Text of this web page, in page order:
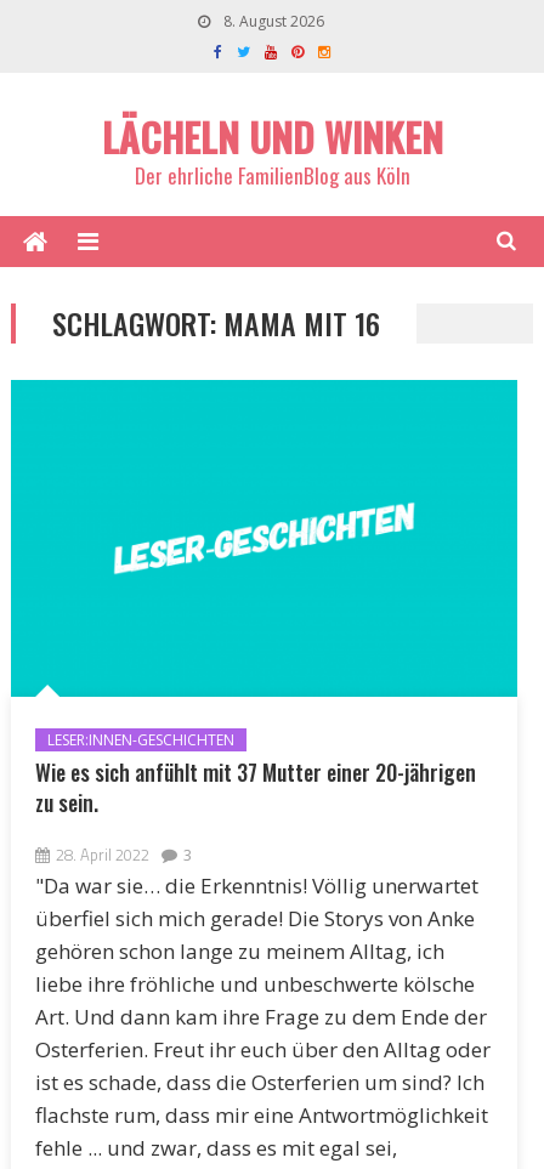
8. August 2026
LÄCHELN UND WINKEN
Der ehrliche FamilienBlog aus Köln
SCHLAGWORT: MAMA MIT 16
LESER:INNEN-GESCHICHTEN
Wie es sich anfühlt mit 37 Mutter einer 20-jährigen
zu sein.
28. April 2022 3
"Da war sie… die Erkenntnis! Völlig unerwartet
überfiel sich mich gerade! Die Storys von Anke
gehören schon lange zu meinem Alltag, ich
liebe ihre fröhliche und unbeschwerte kölsche
Art. Und dann kam ihre Frage zu dem Ende der
Osterferien. Freut ihr euch über den Alltag oder
ist es schade, dass die Osterferien um sind? Ich
flachste rum, dass mir eine Antwortmöglichkeit
fehle ... und zwar, dass es mit egal sei,